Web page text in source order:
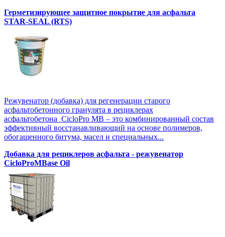
Герметизирующее защитное покрытие для асфальта
STAR-SEAL (RTS)
Режувенатор (добавка) для регенерации старого
асфальтобетонного гранулята в рециклерах
асфальтобетона CicloPro MB – это комбинированный состав
эффективный восстанавливающий на основе полимеров,
обогащенного битума, масел и специальных...
Добавка для рециклеров асфальта - режувенатор
CicloProMBase Oil